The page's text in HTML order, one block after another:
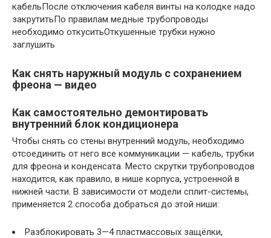
кабельПосле отключения кабеля винты на колодке надо
закрутитьПо правилам медные трубопроводы
необходимо откуситьОткушенные трубки нужно
заглушить
Как снять наружный модуль с сохранением
фреона — видео
Как самостоятельно демонтировать
внутренний блок кондиционера
Чтобы снять со стены внутренний модуль, необходимо
отсоединить от него все коммуникации — кабель, трубки
для фреона и конденсата. Место скрутки трубопроводов
находится, как правило, в нише корпуса, устроенной в
нижней части. В зависимости от модели сплит-системы,
применяется 2 способа добраться до этой ниши:
Разблокировать 3—4 пластмассовых защёлки,